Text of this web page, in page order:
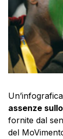
assenze
fornite dal
del